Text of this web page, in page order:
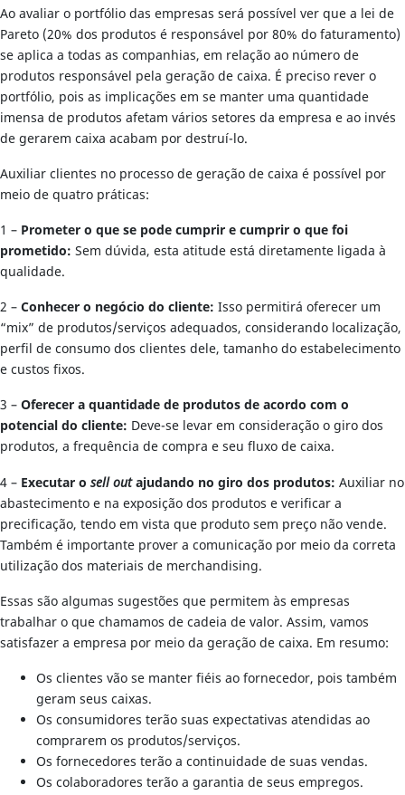
Ao avaliar o portfólio das empresas será possível ver que a lei de
Pareto (20% dos produtos é responsável por 80% do faturamento)
se aplica a todas as companhias, em relação ao número de
produtos responsável pela geração de caixa. É preciso rever o
portfólio, pois as implicações em se manter uma quantidade
imensa de produtos afetam vários setores da empresa e ao invés
de gerarem caixa acabam por destruí-lo.
Auxiliar clientes no processo de geração de caixa é possível por
meio de quatro práticas:
1 – Prometer o que se pode cumprir e cumprir o que foi
prometido: Sem dúvida, esta atitude está diretamente ligada à
qualidade.
2 –Conhecer o negócio do cliente: Isso permitirá oferecer um
“mix” de produtos/serviços adequados, considerando localização,
perfil de consumo dos clientes dele, tamanho do estabelecimento
e custos fixos.
3 –Oferecer a quantidade de produtos de acordo com o
potencial do cliente: Deve-se levar em consideração o giro dos
produtos, a frequência de compra e seu fluxo de caixa.
4 – Executar o sell outajudando no giro dos produtos: Auxiliar no
abastecimento e na exposição dos produtos e verificar a
precificação, tendo em vista que produto sem preço não vende.
Também é importante prover a comunicação por meio da correta
utilização dos materiais de merchandising.
Essas são algumas sugestões que permitem às empresas
trabalhar o que chamamos de cadeia de valor. Assim, vamos
satisfazer a empresa por meio da geração de caixa. Em resumo:
Os clientes vão se manter fiéis ao fornecedor, pois também
geram seus caixas.
Os consumidores terão suas expectativas atendidas ao
comprarem os produtos/serviços.
Os fornecedores terão a continuidade de suas vendas.
Os colaboradores terão a garantia de seus empregos.